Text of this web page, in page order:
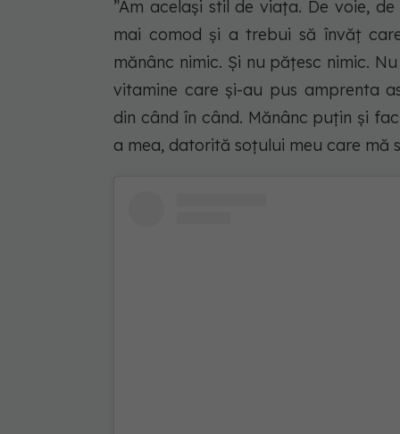
”Am acelaşi stil de viaţa. De voie,
mai comod şi a trebui să învăţ
mănânc nimic. Şi nu păţesc nimic.
vitamine care şi-au pus amprenta
din când în când. Mănânc puţin şi
a mea, datorită soţului meu care mă